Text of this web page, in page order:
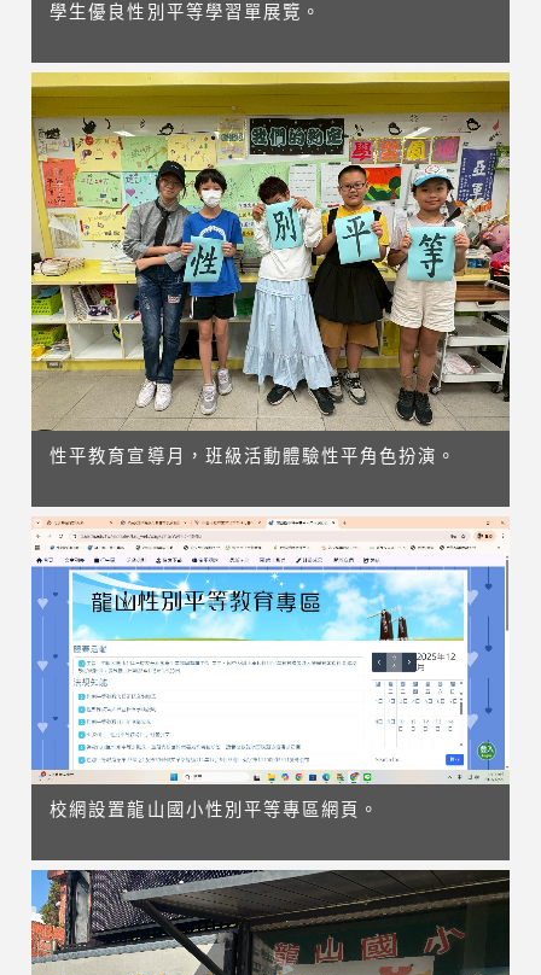
學生優良性別平等學習單展覽。
性平教育宣導月，班級活動體驗性平角色扮演。
校網設置龍山國小性別平等專區網頁。